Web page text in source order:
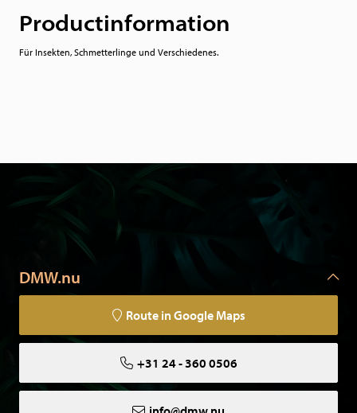
Productinformation
Für Insekten, Schmetterlinge und Verschiedenes.
DMW.nu
Route in Google Maps
+31 24 - 360 0506